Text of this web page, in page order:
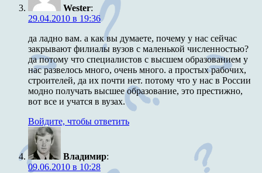
Wester:
29.04.2010 в 19:36
да ладно вам. а как вы думаете, почему у нас сейчас
закрывают филиалы вузов с маленькой численностью?
да потому что специалистов с высшем образованием у
нас развелось много, очень много. а простых рабочих,
строителей, да их почти нет. потому что у нас в России
модно получать высшее образование, это престижно,
вот все и учатся в вузах.
Войдите, чтобы ответить
Владимир:
09.06.2010 в 10:28